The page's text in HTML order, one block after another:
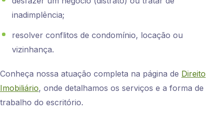
inadimplência;
resolver conflitos de condomínio, locação ou
vizinhança.
Conheça nossa atuação completa na página de Direito
Imobiliário, onde detalhamos os serviços e a forma de
trabalho do escritório.